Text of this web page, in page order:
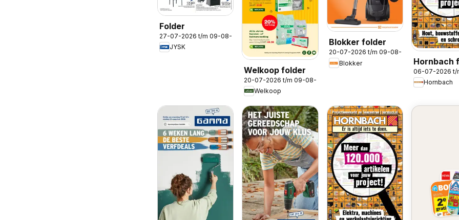
Folder
27-07-2026 t/m 09-08-2026
JYSK
Welkoop folder
20-07-2026 t/m 09-08-2026
Welkoop
Blokker folder
20-07-2026 t/m 09-08-2026
Blokker
Hornbach
06-07-2026 t/
Hornbach